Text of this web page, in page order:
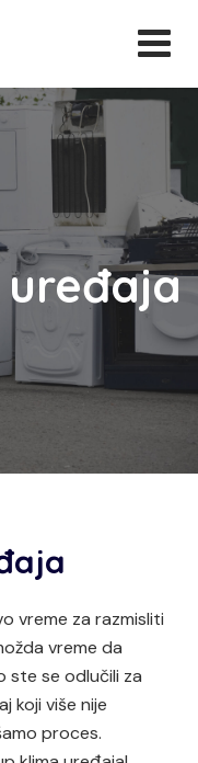
vreme za razmisliti
vreme da
ste se odlučili za
koji više nije
proces.